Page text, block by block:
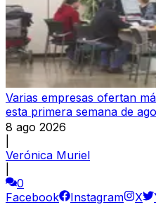
Varias empresas ofertan
esta primera semana de
8 ago 2026
Verónica Muriel
0
Facebook
Instagram X